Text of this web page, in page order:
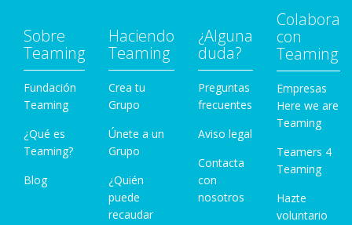
Sobre
Teaming
Fundación
Teaming
¿Qué es
Teaming?
Blog
Haciendo
Teaming
Crea tu
Grupo
Únete a un
Grupo
¿Quién
puede
recaudar
¿Alguna
duda?
Preguntas
frecuentes
Aviso legal
Contacta
con
nosotros
Colabora
con
Teaming
Empresas
Here we are
Teaming
Teamers 4
Teaming
Hazte
voluntario